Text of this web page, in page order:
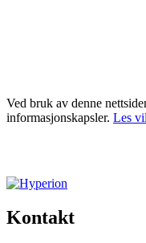
Ved bruk av denne
informasjonskapsler. Les
Kontakt